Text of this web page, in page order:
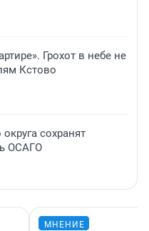
Грохот в небе не
Кстово
сохранят
ОСАГО
МНЕНИЕ